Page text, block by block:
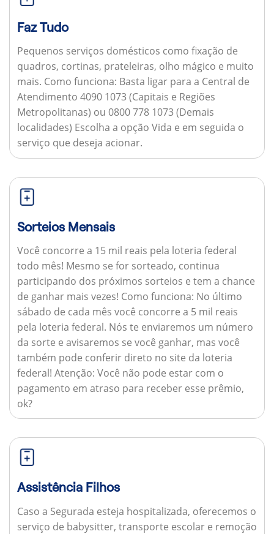
Faz Tudo
Pequenos serviços domésticos como fixação de
quadros, cortinas, prateleiras, olho mágico e muito
mais. Como funciona: Basta ligar para a Central de
Atendimento 4090 1073 (Capitais e Regiões
Metropolitanas) ou 0800 778 1073 (Demais
localidades) Escolha a opção Vida e em seguida o
serviço que deseja acionar.
Sorteios Mensais
Você concorre a 15 mil reais pela loteria federal
todo mês! Mesmo se for sorteado, continua
participando dos próximos sorteios e tem a chance
de ganhar mais vezes! Como funciona: No último
sábado de cada mês você concorre a 5 mil reais
pela loteria federal. Nós te enviaremos um número
da sorte e avisaremos se você ganhar, mas você
também pode conferir direto no site da loteria
federal! Atenção: Você não pode estar com o
pagamento em atraso para receber esse prêmio,
ok?
Assistência Filhos
Caso a Segurada esteja hospitalizada, oferecemos o
serviço de babysitter, transporte escolar e remoção